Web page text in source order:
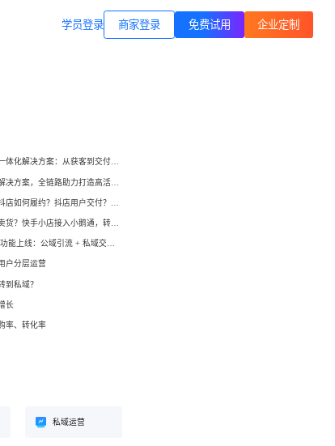
转、一站式解决方案
适配出海场景的全新产品，实现海
心理疗愈
连锁心理机构的私域获客、标准化
交付与用户留存、多门店管理工具
加盟培育、连锁门店管理、企业商
公司简介 学员登录 商家登录
小鹅通培训行业一体化解决方案：从获客到交付，帮你打通增长全链路！
户分层运营
到私域？
长
率、转化率
私域运营